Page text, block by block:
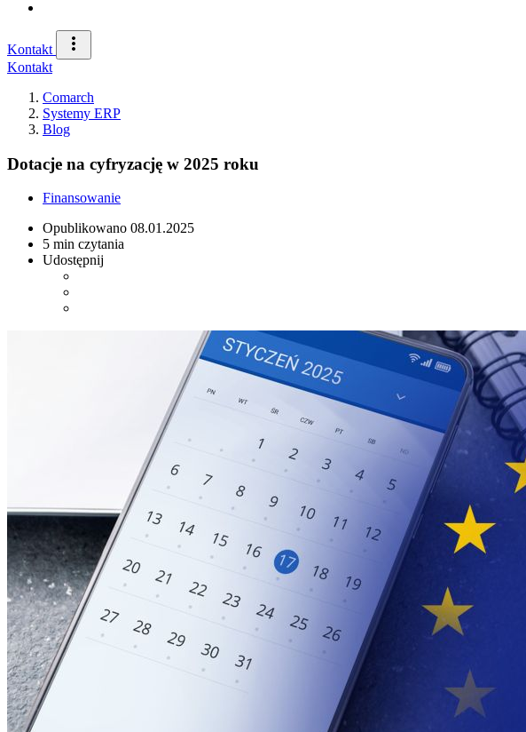
Kontakt
Kontakt
Comarch
Systemy ERP
Blog
Dotacje na cyfryzację w 2025 roku
Finansowanie
Opublikowano 08.01.2025
5 min czytania
Udostępnij